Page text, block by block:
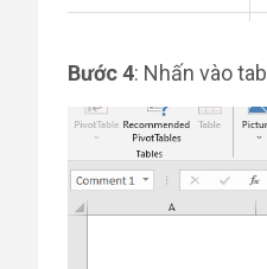
Bước 4: Nhấn vào tab